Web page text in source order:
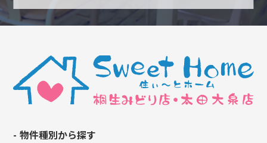
物件種別から探す